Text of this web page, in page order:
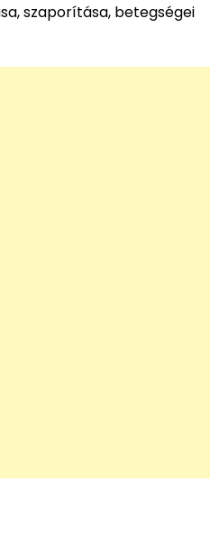
szaporítása, betegségei